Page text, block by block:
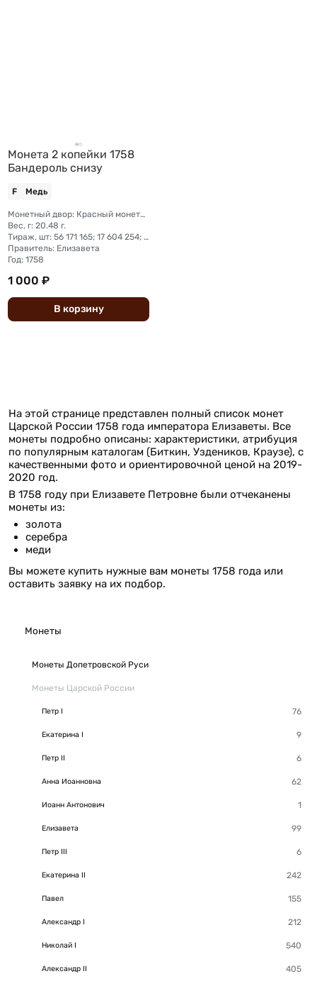
Монеты
Монеты Допетровской Руси
Монеты Царской России
Петр I
Екатерина I
Петр II
Анна Иоанновна
Иоанн Антонович
Елизавета
Петр III
Екатерина II
Павел
Александр I
Николай I
Александр II
Монета 2 копейки 1758
Бандероль снизу
F Медь
Монетный двор: Красный монетный двор (Москва); Екатеринбургский монетный двор; Санкт-Петербургский монетный двор; Сестрорецкий монетный двор
Вес, г: 20.48 г.
Тираж, шт: 56 171 165; 17 604 254; 20 620 300; 6 426 090
Правитель: Елизавета
Год: 1758
1 000 ₽
В корзину
На этой странице представлен полный список монет
Царской России 1758 года императора Елизаветы. Все
монеты подробно описаны: характеристики, атрибуция
по популярным каталогам (Биткин, Уздеников, Краузе), с
качественными фото и ориентировочной ценой на 2019-
2020 год.
В 1758 году при Елизавете Петровне были отчеканены
монеты из:
золота
серебра
меди
Вы можете купить нужные вам монеты 1758 года или
оставить заявку на их подбор.